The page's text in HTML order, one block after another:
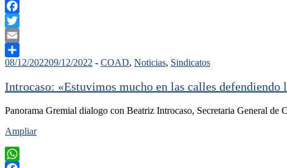
WhatsApp
Facebook
Twitter
Email
Compartir
08/12/202209/12/2022 - COAD, Noticias, Sindicatos
Introcaso: «Estuvimos mucho en las calles
Panorama Gremial dialogo con Beatriz Introcaso, Secretaria General
Ampliar